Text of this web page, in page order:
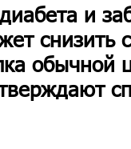
и
снизить
обычной